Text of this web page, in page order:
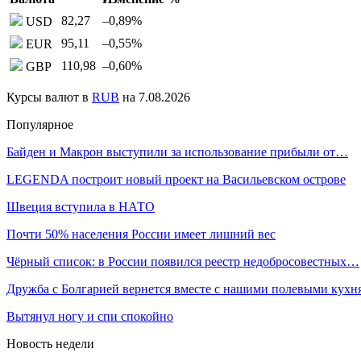
USD
82,27 –0,89%
EUR
95,11 –0,55%
GBP
110,98 –0,60%
Курсы валют в RUB на 7.08.2026
Популярное
Байден и Макрон выступили за использование прибыли от…
LEGENDA построит новый проект на Васильевском острове
Швеция вступила в НАТО
Почти 50% населения России имеет лишний вес
Чёрный список: в России появился реестр недобросовестных…
Дружба с Болгарией вернется вместе с нашими полевыми
Вытянул ногу и спи спокойно
Новость недели